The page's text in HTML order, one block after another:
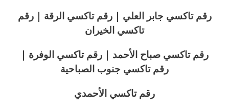
رقم تاكسي جابر العلي | رقم تاكسي الرقة | رقم
تاكسي الخيران
رقم تاكسي صباح الأحمد | رقم تاكسي الوفرة |
رقم تاكسي جنوب الصباحية
رقم تاكسي الأحمدي